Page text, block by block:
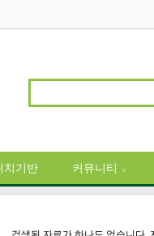
치기반 커뮤니티 ∨